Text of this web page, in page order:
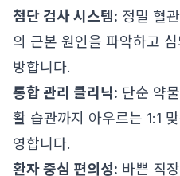
첨단 검사 시스템: 정밀 혈
의 근본 원인을 파악하고
방합니다.
통합 관리 클리닉: 단순 약
활 습관까지 아우르는 1:1
영합니다.
환자 중심 편의성: 바쁜 직